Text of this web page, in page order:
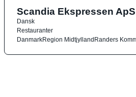
Scandia Ekspressen ApS
Dansk
Restauranter
DanmarkRegion MidtjyllandRanders